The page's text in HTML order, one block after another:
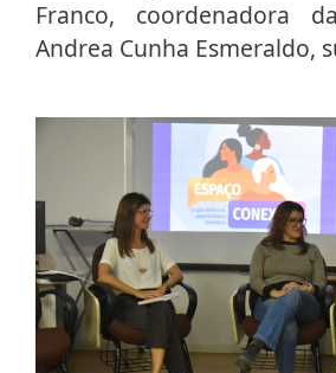
Franco, coordenadora
Andrea Cunha Esmeraldo,